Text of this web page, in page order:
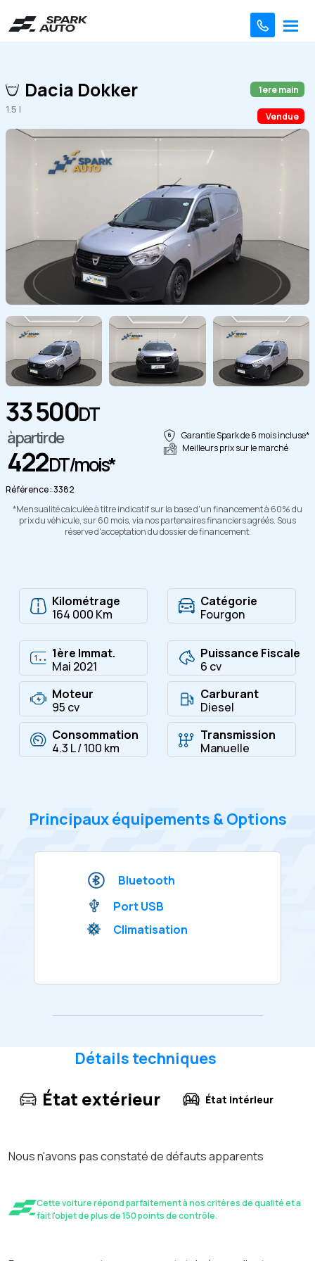
Dacia Dokker
1.5 l
Vendue
1ere main
33 500DT
à partir de
422DT/mois*
Référence : 3382
Garantie Spark de 6 mois incluse*
Meilleurs prix sur le marché
*Mensualité calculée à titre indicatif sur la base d'un financement à 60% du
prix du véhicule, sur 60 mois, via nos partenaires financiers agréés. Sous
réserve d'acceptation du dossier de financement.
Kilométrage
164 000 Km
Catégorie
Fourgon
1ère Immat.
Mai 2021
Puissance Fiscale
6 cv
Moteur
95 cv
Carburant
Diesel
Consommation
4.3 L / 100 km
Transmission
Manuelle
Principaux équipements & Options
Bluetooth
Port USB
Climatisation
Détails techniques
État extérieur État intérieur
Nous n'avons pas constaté de défauts apparents
Cette voiture répond parfaitement à nos critères de qualité et a
fait l'objet de plus de 150 points de contrôle.
Copier